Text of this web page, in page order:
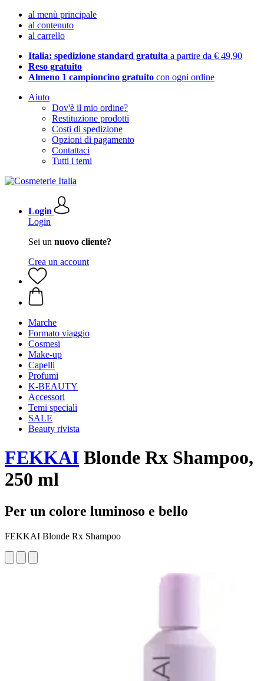
al menù principale
al contenuto
al carrello
Italia: spedizione standard gratuita a partire da € 49,90
Reso gratuito
Almeno 1 campioncino gratuito con ogni ordine
Aiuto
Dov'è il mio ordine?
Restituzione prodotti
Costi di spedizione
Opzioni di pagamento
Contattaci
Tutti i temi
Login
Login
Sei un nuovo cliente?
Crea un account
Marche
Formato viaggio
Cosmesi
Make-up
Capelli
Profumi
K-BEAUTY
Accessori
Temi speciali
SALE
Beauty rivista
FEKKAI Blonde Rx Shampoo,
250 ml
Per un colore luminoso e bello
FEKKAI Blonde Rx Shampoo